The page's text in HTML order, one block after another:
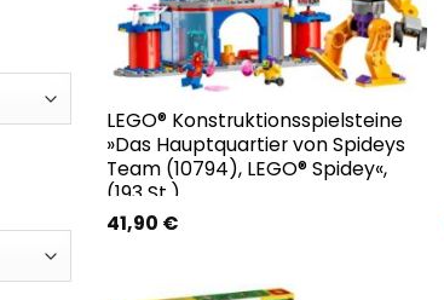
LEGO® Konstruktionsspielsteine
»Das Hauptquartier von Spideys
Team (10794), LEGO® Spidey«,
(193 St.)
41,90 €